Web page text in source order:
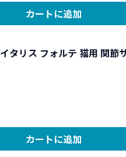
カートに追加
タリス フォルテ 猫用 関節
カートに追加